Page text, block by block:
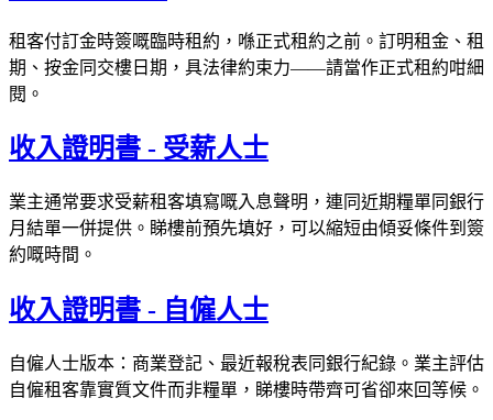
租客付訂金時簽嘅臨時租約，喺正式租約之前。訂明租金、租
期、按金同交樓日期，具法律約束力——請當作正式租約咁細
閱。
收入證明書 - 受薪人士
業主通常要求受薪租客填寫嘅入息聲明，連同近期糧單同銀行
月結單一併提供。睇樓前預先填好，可以縮短由傾妥條件到簽
約嘅時間。
收入證明書 - 自僱人士
自僱人士版本：商業登記、最近報稅表同銀行紀錄。業主評估
自僱租客靠實質文件而非糧單，睇樓時帶齊可省卻來回等候。